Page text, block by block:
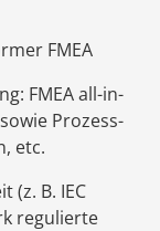
FMEA
FMEA all-in-
Prozess-
etc.
(z. B. IEC
regulierte